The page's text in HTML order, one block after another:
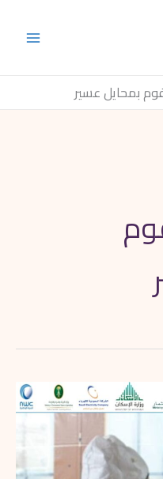
بمحايل عسير